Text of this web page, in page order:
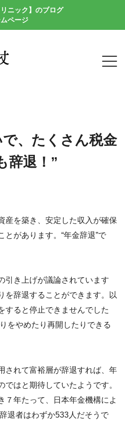
ニック】のブログ
ページ
、たくさん税金
辞退！”
産を築き、安定した収入が確保
とがあります。“年金辞退”で
引き上げが議論されています
を辞退することができます。以
すると停止できませんでした
をやめたり再開したりできる
されて富裕層が辞退すれば、年
はと期待していたようです。
７年たって、日本年金機構によ
退者はわずか533人だそうで